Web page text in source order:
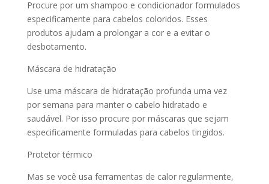
Procure por um shampoo e condicionador formulados
especificamente para cabelos coloridos. Esses
produtos ajudam a prolongar a cor e a evitar o
desbotamento.
Máscara de hidratação
Use uma máscara de hidratação profunda uma vez
por semana para manter o cabelo hidratado e
saudável. Por isso procure por máscaras que sejam
especificamente formuladas para cabelos tingidos.
Protetor térmico
Mas se você usa ferramentas de calor regularmente,